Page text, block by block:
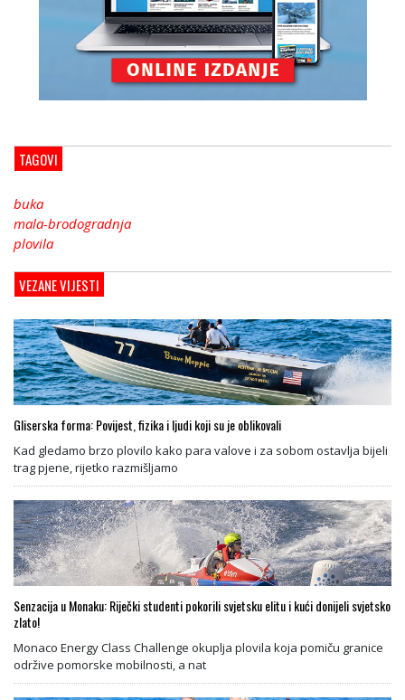
TAGOVI
buka
mala-brodogradnja
plovila
VEZANE VIJESTI
Gliserska forma: Povijest, fizika i ljudi koji su je oblikovali
Kad gledamo brzo plovilo kako para valove i za sobom ostavlja bijeli
trag pjene, rijetko razmišljamo
Senzacija u Monaku: Riječki studenti pokorili svjetsku elitu i kući donijeli svjetsko
zlato!
Monaco Energy Class Challenge okuplja plovila koja pomiču granice
održive pomorske mobilnosti, a nat